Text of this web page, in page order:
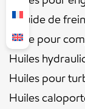
Liquide de frein
Huile pour
Huiles
Huiles pour
Huiles